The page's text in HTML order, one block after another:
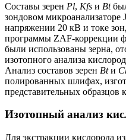
Составы зерен Pl, Kfs и Bt
зондовом
напряжении 20 кВ и токе
программы ZAF-коррекции
были использованы зерна,
изотопного анализа
Анализ составов зерен Btи
полированных шлифах,
представительных образцов
Изотопный анализ
Для экстракции кислорода